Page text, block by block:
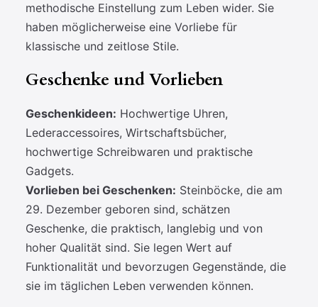
methodische Einstellung zum Leben wider. Sie
haben möglicherweise eine Vorliebe für
klassische und zeitlose Stile.
Geschenke und Vorlieben
Geschenkideen: Hochwertige Uhren,
Lederaccessoires, Wirtschaftsbücher,
hochwertige Schreibwaren und praktische
Gadgets.
Vorlieben bei Geschenken: Steinböcke, die am
29. Dezember geboren sind, schätzen
Geschenke, die praktisch, langlebig und von
hoher Qualität sind. Sie legen Wert auf
Funktionalität und bevorzugen Gegenstände, die
sie im täglichen Leben verwenden können.